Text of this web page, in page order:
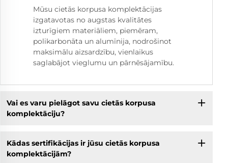
Mūsu cietās korpusa komplektācijas
izgatavotas no augstas kvalitātes
izturīgiem materiāliem, piemēram,
polikarbonāta un alumīnija, nodrošinot
maksimālu aizsardzību, vienlaikus
saglabājot vieglumu un pārnēsājamību.
Vai es varu pielāgot savu cietās korpusa
komplektāciju?
Kādas sertifikācijas ir jūsu cietās korpusa
komplektācijām?